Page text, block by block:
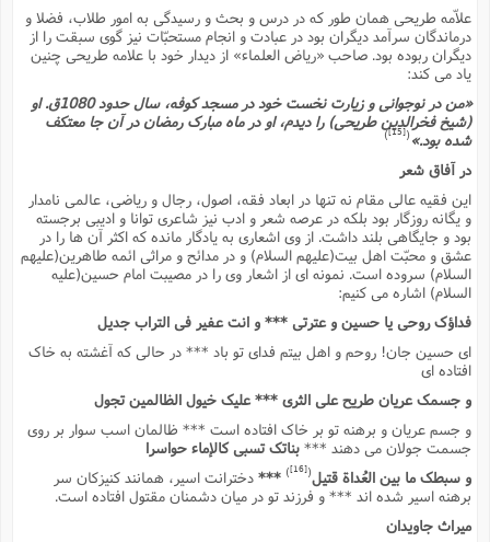
علاّمه طریحى همان طور که در درس و بحث و رسیدگى به امور طلاب، فضلا و
درماندگان سرآمد دیگران بود در عبادت و انجام مستحبّات نیز گوى سبقت را از
دیگران ربوده بود. صاحب «ریاض العلماء» از دیدار خود با علامه طریحى چنین
یاد مى کند:
«من در نوجوانى و زیارت نخست خود در مسجد کوفه، سال حدود 1080ق. او
(شیخ فخرالدین طریحى) را دیدم، او در ماه مبارک رمضان در آن جا معتکف
شده بود.»(
[15]
)
در آفاق شعر
این فقیه عالى مقام نه تنها در ابعاد فقه، اصول، رجال و ریاضى، عالمى نامدار
و یگانه روزگار بود بلکه در عرصه شعر و ادب نیز شاعرى توانا و ادیبى برجسته
بود و جایگاهى بلند داشت. از وى اشعارى به یادگار مانده که اکثر آن ها را در
عشق و محبّت اهل بیت(علیهم السلام) و در مدائح و مراثى ائمه طاهرین(علیهم
السلام) سروده است. نمونه اى از اشعار وى را در مصیبت امام حسین(علیه
السلام) اشاره مى کنیم:
فداؤک روحى یا حسین و عترتى *** و انت عفیر فى التراب جدیل
اى حسین جان! روحم و اهل بیتم فداى تو باد *** در حالى که آغشته به خاک
افتاده اى
و جسمک عریان طریح على الثرى *** علیک خیول الظالمین تجول
و جسم عریان و برهنه تو بر خاک افتاده است *** ظالمان اسب سوار بر روى
جسمت جولان مى دهند ***بناتک تسبى کالإماء حواسرا
و سبطک ما بین العُداة قتیل [16]
)
***دخترانت اسیر، همانند کنیزکان سر
برهنه اسیر شده اند *** و فرزند تو در میان دشمنان مقتول افتاده است.
میراث جاویدان